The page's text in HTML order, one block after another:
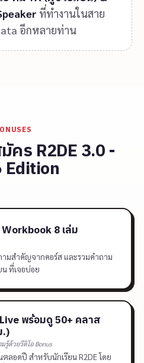
ที่ทำงานในสาย
อีกหลายท่าน
คร R2DE 3.0 -
Edition
8 เล่ม
ามสำคัญจากคอร์ส และรวมคำถาม
ที่เจอบ่อย
พร้อมดู 50+ คลาส
.)
รู้ด้วยวีดิโอ Bonus
ลอดปี สำหรับนักเรียน R2DE โดย